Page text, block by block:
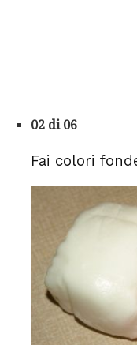
02 di 06
Fai colori